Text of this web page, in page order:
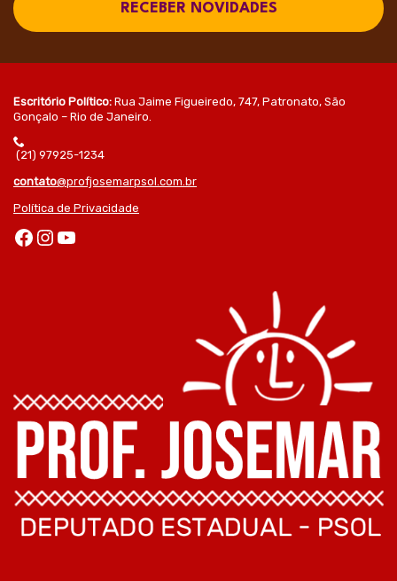
RECEBER NOVIDADES
Escritório Político: Rua Jaime Figueiredo, 747, Patronato, São
Gonçalo – Rio de Janeiro.
(21) 97925-1234
contato@profjosemarpsol.com.br
Política de Privacidade
Facebook Instagram Youtube